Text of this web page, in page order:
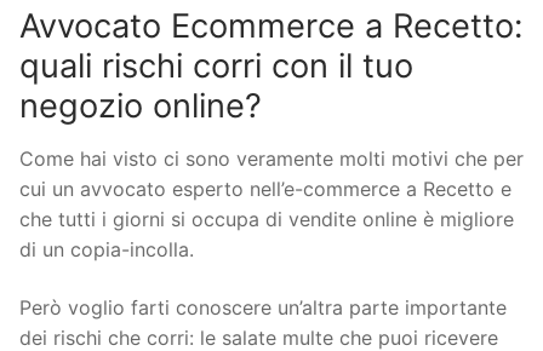
Avvocato Ecommerce a Recetto:
quali rischi corri con il tuo
negozio online?
Come hai visto ci sono veramente molti motivi che per
cui un avvocato esperto nell’e-commerce a Recetto e
che tutti i giorni si occupa di vendite online è migliore
di un copia-incolla.
Però voglio farti conoscere un’altra parte importante
dei rischi che corri: le salate multe che puoi ricevere